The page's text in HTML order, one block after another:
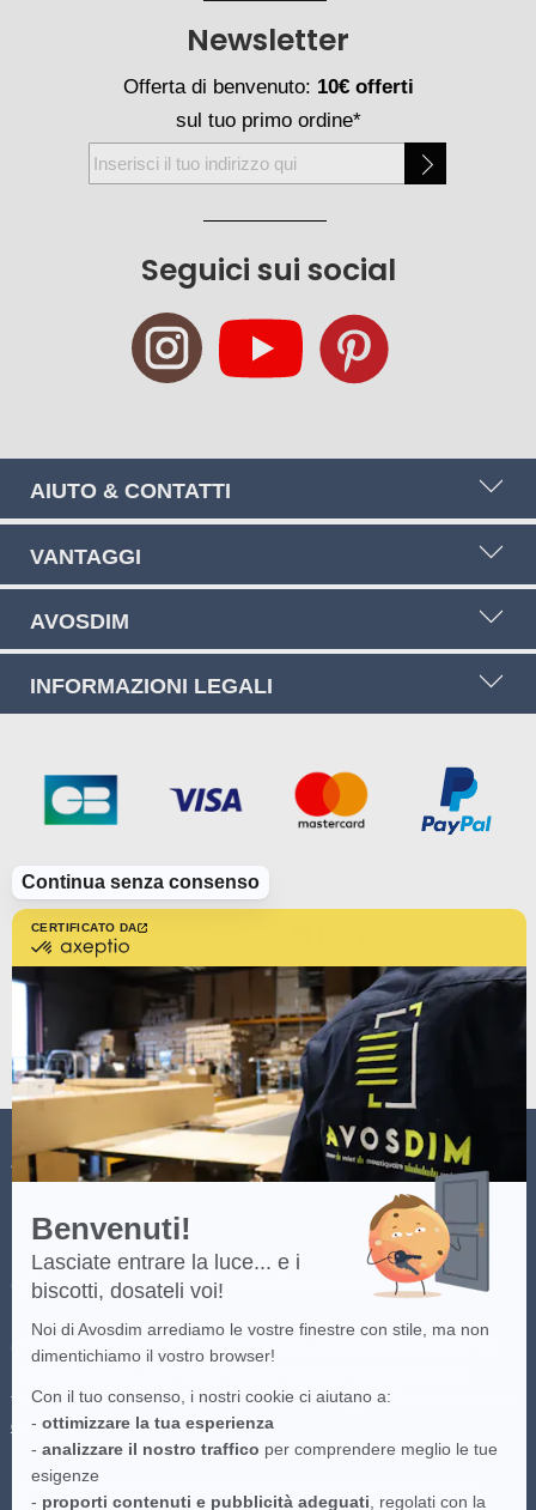
CERTIFICATO DA
-
Scopri
di
più
su
Axeptio
Benvenuti!
Lasciate entrare la luce... e i
biscotti, dosateli voi!
Noi di Avosdim arrediamo le vostre finestre con stile, ma non
dimentichiamo il vostro browser!
Con il tuo consenso, i nostri cookie ci aiutano a:
- ottimizzare la tua esperienza
- analizzare il nostro traffico per comprendere meglio le tue
esigenze
- proporti contenuti e pubblicità adeguati , regolati con la
Continua senza consenso
Seguici sui social
Newsletter
Offerta di benvenuto: 10€ offerti
sul tuo primo ordine*
Iscriviti
alla
AIUTO & CONTATTI
VANTAGGI
AVOSDIM
INFORMAZIONI LEGALI
AVOSDIM
(*) Consulta i termini e condizioni dell'offerta cliccandoqui.
(**)Consegna gratuita per gli ordini superiori a 100 euro consegnati nei
trasportatore più economico disponibile. Per maggiori informazioni clicca
qui .
Le immagini presenti sul sito sono proprietà intellettuale di Avosdim,